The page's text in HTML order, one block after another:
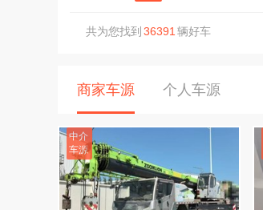
共为您找到 36391 辆好车
商家车源 个人车源
中介
车源